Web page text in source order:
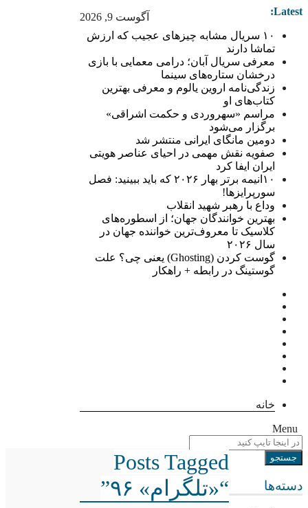
آگوست 9, 2026 Latest:
۱۰ سریال مشابه چیزهای عجیب که ارزش
تماشا دارند
معرفی سریال آبان؛ درامی معمایی با بازی
درخشان ستاره‌های سینما
زندگی‌نامه اروین یالوم و معرفی بهترین
کتاب‌های او
مراسم «سهروردی و حکمت اشراقی»
برگزار می‌شود
دومین مانگای ایرانی منتشر شد
صفویه نقش مهمی در احیای عناصر هویتی
ایران ایفا کرد
۱۰انیمه برتر بهار ۲۰۲۶ که باید ببینید: فصل
سورپرایزها!
وداع با رهبر شهید انقلاب
بهترین خوانندگان جهان؛ از اسطوره‌های
کلاسیک تا معروف‌ترین خواننده جهان در
سال ۲۰۲۶
گوست کردن (Ghosting) یعنی چی؟ علت
گوستینگ در رابطه + راهکار
خانه
Menu
دسته‌ها
Posts Tagged
“«تلگرام» ۹۶”